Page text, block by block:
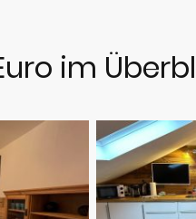
im